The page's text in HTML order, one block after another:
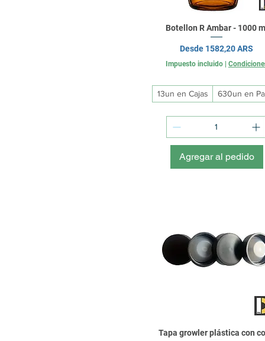
Botellon R Ambar - 1000 ml
Desde 1582,20 ARS
Precio de oferta
Impuesto incluido|
13un en Cajas 630un en
Agregar al pedido
Tapa growler plástica con